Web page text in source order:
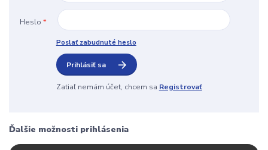
Heslo *
Poslať zabudnuté heslo
Prihlásiť sa
Zatiaľ nemám účet, chcem sa Registrovať
Ďalšie možnosti prihlásenia